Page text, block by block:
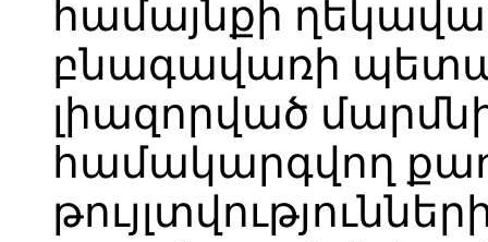
համայնքի
բնագավառի
լիազորված
համակարգվող